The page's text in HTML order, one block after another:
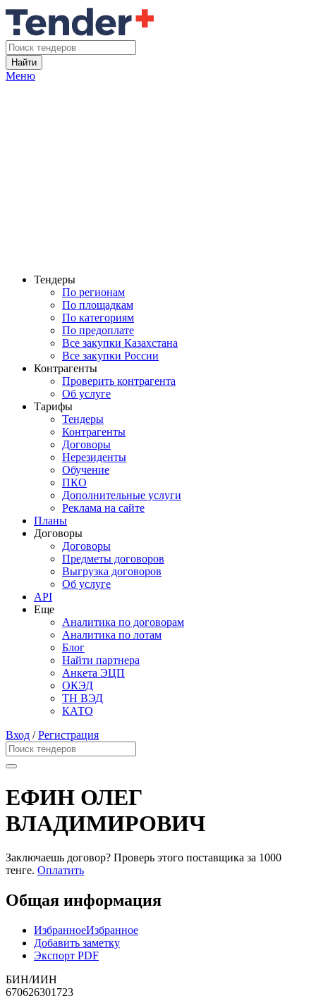
Найти
Меню
Тендеры
По регионам
По площадкам
По категориям
По предоплате
Все закупки Казахстана
Все закупки России
Контрагенты
Проверить контрагента
Об услуге
Тарифы
Тендеры
Контрагенты
Договоры
Нерезиденты
Обучение
ПКО
Дополнительные услуги
Реклама на сайте
Планы
Договоры
Договоры
Предметы договоров
Выгрузка договоров
Об услуге
API
Еще
Аналитика по договорам
Аналитика по лотам
Блог
Найти партнера
Анкета ЭЦП
ОКЭД
ТН ВЭД
КАТО
Вход /Регистрация
ЕФИН ОЛЕГ
ВЛАДИМИРОВИЧ
Заключаешь договор? Проверь этого поставщика за 1000
тенге. Оплатить
Общая информация
ИзбранноеИзбранное
Добавить заметку
Экспорт PDF
БИН/ИИН
670626301723